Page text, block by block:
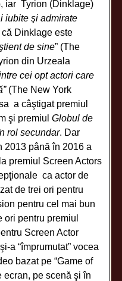
iar Tyrion (Dinklage)
iubite şi admirate
Dinklage este
de sine” (The
din Urzeala
cei opt actori care
(The New York
a câştigat premiul
şi premiulGlobul de
rol secundar. Dar
2013 până în 2016 a
premiul Screen Actors
ca actor de
de trei ori pentru
pentru cel mai bun
ori pentru premiul
Screen Actor
a “împrumutat” vocea
bazat pe “Game of
ecran, pe scenă şi în